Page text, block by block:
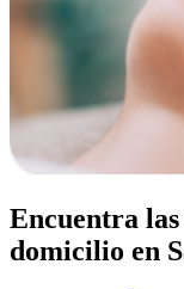
Encuentra
domicilio en